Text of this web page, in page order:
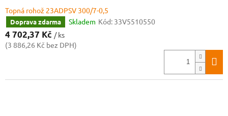
Topná rohož 23ADPSV 300/7-0,5
Doprava zdarma Skladem Kód: 33V5510550
4 702,37 Kč / ks
(3 886,26 Kč bez DPH)